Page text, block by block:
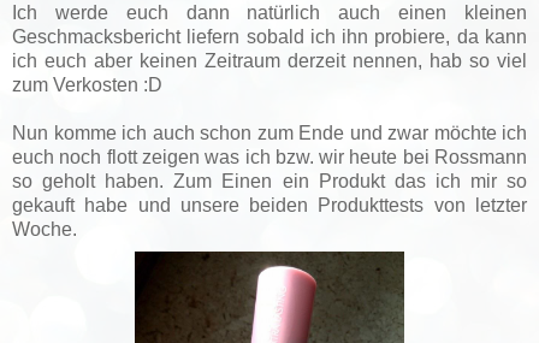
Ich werde euch dann natürlich auch einen kleinen
Geschmacksbericht liefern sobald ich ihn probiere, da kann
ich euch aber keinen Zeitraum derzeit nennen, hab so viel
zum Verkosten :D
Nun komme ich auch schon zum Ende und zwar möchte ich
euch noch flott zeigen was ich bzw. wir heute bei Rossmann
so geholt haben. Zum Einen ein Produkt das ich mir so
gekauft habe und unsere beiden Produkttests von letzter
Woche.